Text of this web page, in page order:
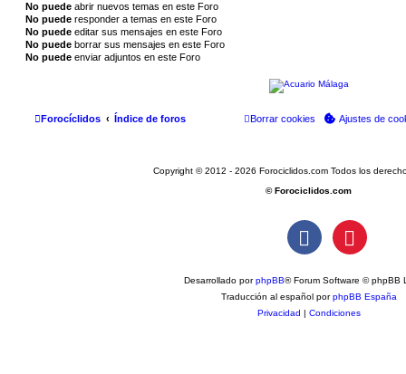
No puede abrir nuevos temas en este Foro
No puede responder a temas en este Foro
No puede editar sus mensajes en este Foro
No puede borrar sus mensajes en este Foro
No puede enviar adjuntos en este Foro
Forocíclidos Índice de foros Ajustes de
Borrar cookies
Copyright © 2012 - 2026 Forociclidos.com Todos los
© Forociclidos.com
Desarrollado porphpBB® Forum Software © phpBB
Traducción al español porphpBB España
Privacidad | Condiciones